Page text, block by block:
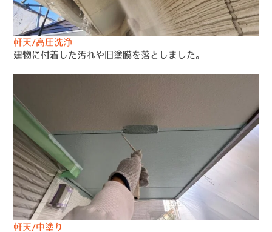
軒天/高圧洗浄
建物に付着した汚れや旧塗膜を落としました。
軒天/中塗り